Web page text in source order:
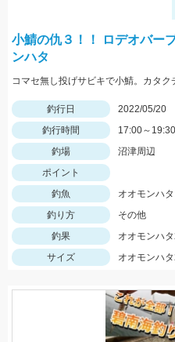
小鯖の仇３！！ ロデオバー
ンハタ
釣行日
2022/05/20
釣行時間
17:00～19:30
釣場
沼津周辺
ポイント
釣魚
オオモンハ
釣り方
その他
釣果
オオモンハ
サイズ
オオモンハ